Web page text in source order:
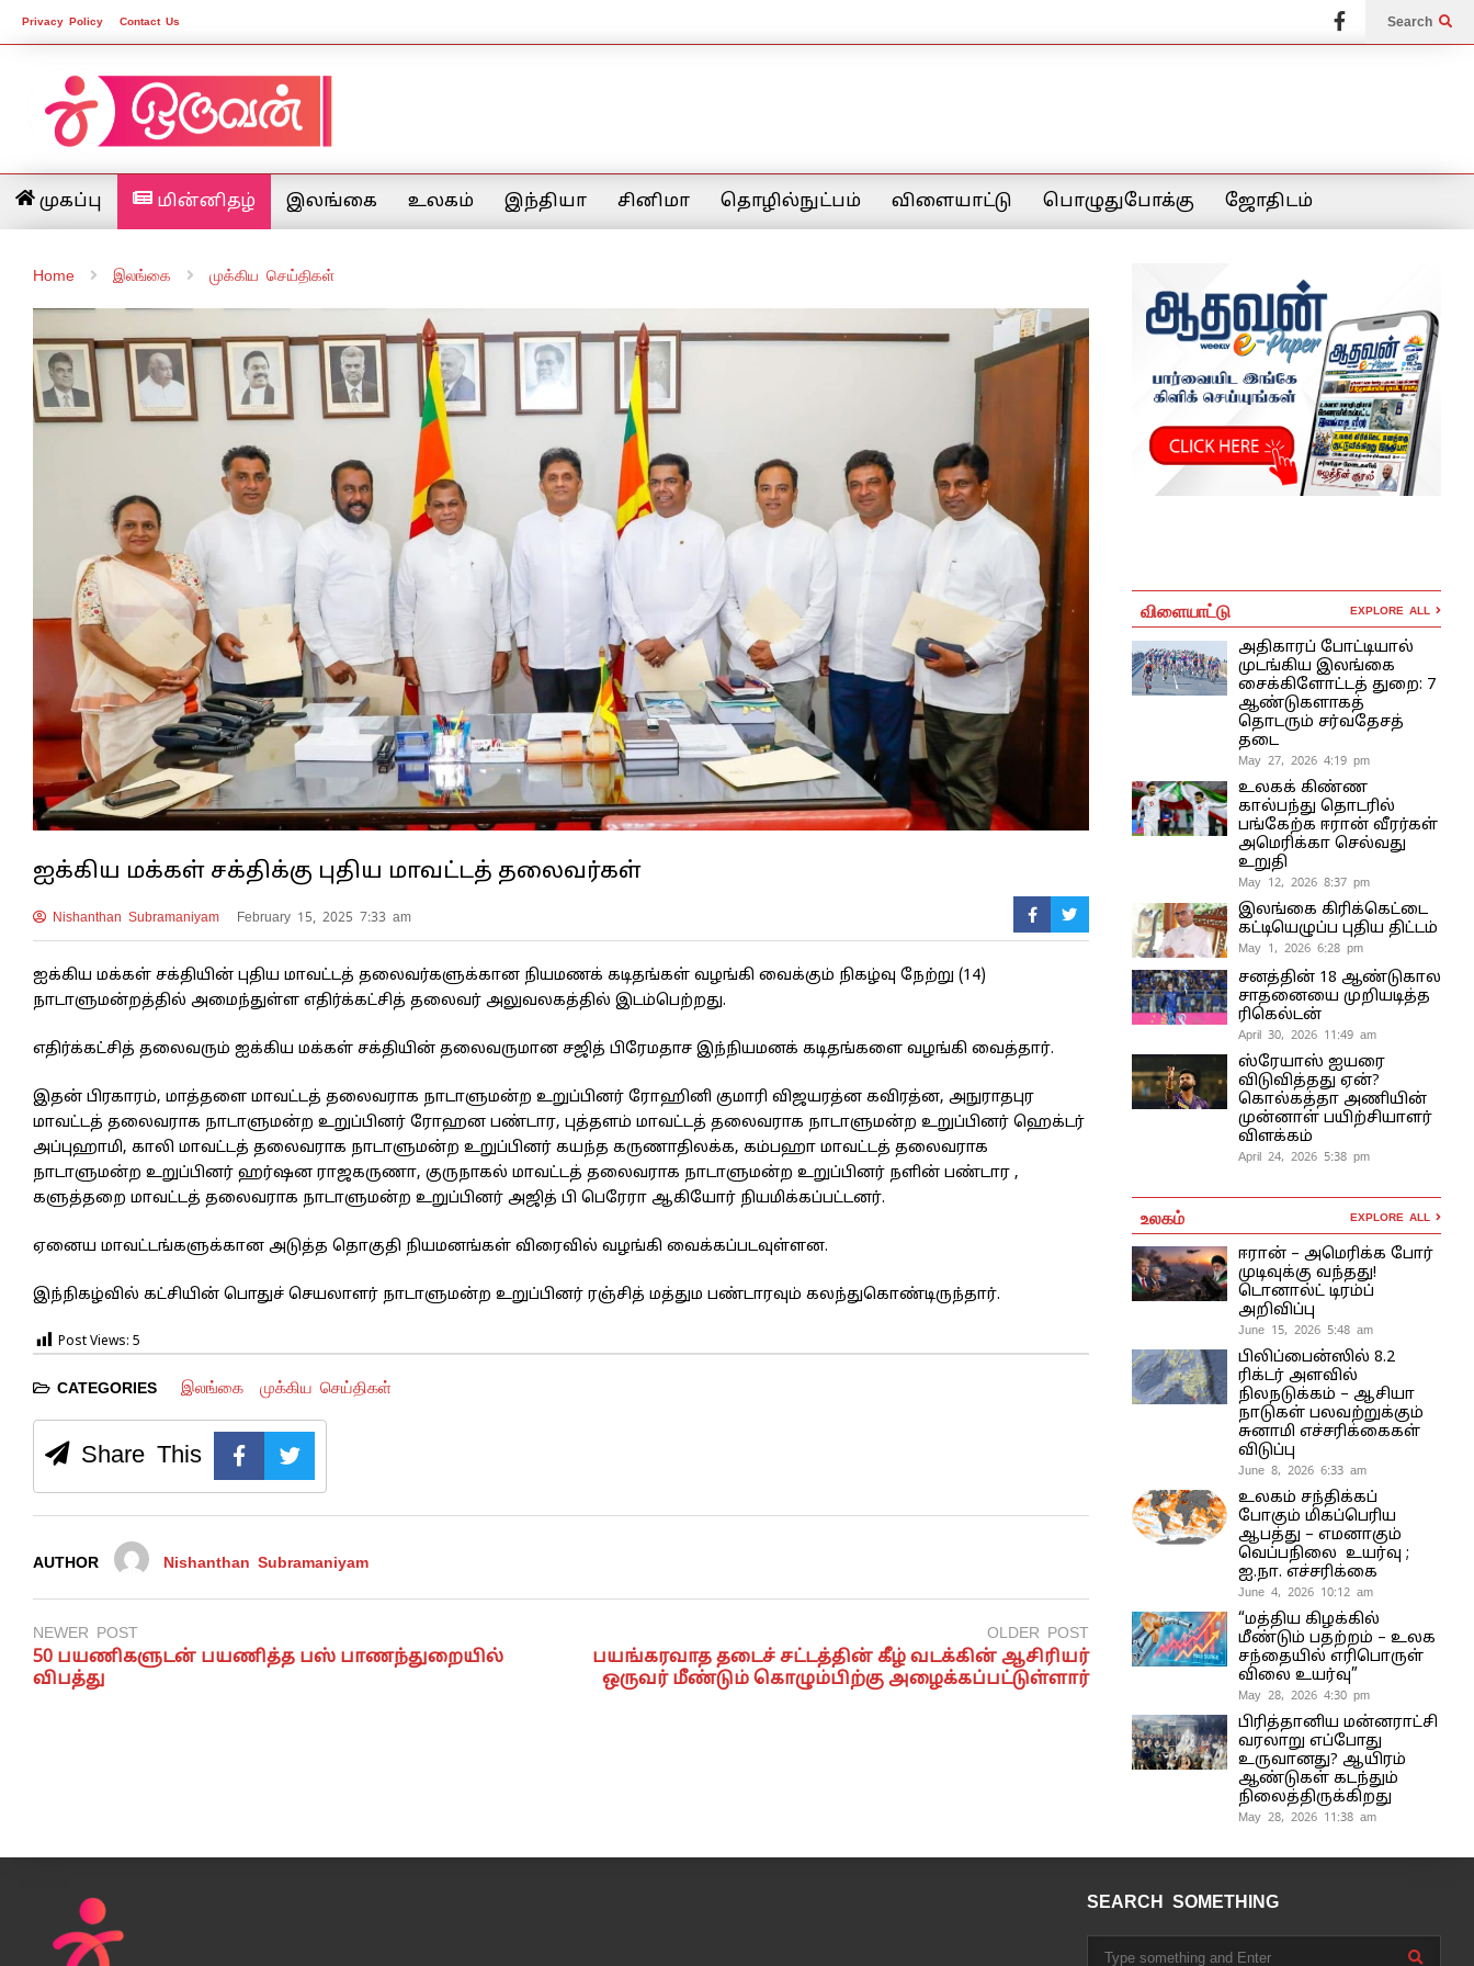
Privacy Policy Contact Us Search
முகப்பு மின்னிதழ் இலங்கை உலகம் இந்தியா சினிமா தொழில்நுட்பம் விளையாட்டு பொழுதுபோக்கு ஜோதிடம்
Home இலங்கை முக்கிய செய்திகள்
ஐக்கிய மக்கள் சக்திக்கு புதிய மாவட்டத் தலைவர்கள்
Nishanthan Subramaniyam February 15, 2025 7:33 am
ஐக்கிய மக்கள் சக்தியின் புதிய மாவட்டத் தலைவர்களுக்கான நியமணக் கடிதங்கள் வழங்கி வைக்கும் நிகழ்வு நேற்று (14)
நாடாளுமன்றத்தில் அமைந்துள்ள எதிர்க்கட்சித் தலைவர் அலுவலகத்தில் இடம்பெற்றது.
எதிர்க்கட்சித் தலைவரும் ஐக்கிய மக்கள் சக்தியின் தலைவருமான சஜித் பிரேமதாச இந்நியமனக் கடிதங்களை வழங்கி வைத்தார்.
இதன் பிரகாரம், மாத்தளை மாவட்டத் தலைவராக நாடாளுமன்ற உறுப்பினர் ரோஹினி குமாரி விஜயரத்ன கவிரத்ன, அநுராதபுர
மாவட்டத் தலைவராக நாடாளுமன்ற உறுப்பினர் ரோஹன பண்டார, புத்தளம் மாவட்டத் தலைவராக நாடாளுமன்ற உறுப்பினர் ஹெக்டர்
அப்புஹாமி, காலி மாவட்டத் தலைவராக நாடாளுமன்ற உறுப்பினர் கயந்த கருணாதிலக்க, கம்பஹா மாவட்டத் தலைவராக
நாடாளுமன்ற உறுப்பினர் ஹர்ஷன ராஜகருணா, குருநாகல் மாவட்டத் தலைவராக நாடாளுமன்ற உறுப்பினர் நளின் பண்டார ,
களுத்தறை மாவட்டத் தலைவராக நாடாளுமன்ற உறுப்பினர் அஜித் பி பெரேரா ஆகியோர் நியமிக்கப்பட்டனர்.
ஏனைய மாவட்டங்களுக்கான அடுத்த தொகுதி நியமனங்கள் விரைவில் வழங்கி வைக்கப்படவுள்ளன.
இந்நிகழ்வில் கட்சியின் பொதுச் செயலாளர் நாடாளுமன்ற உறுப்பினர் ரஞ்சித் மத்தும பண்டாரவும் கலந்துகொண்டிருந்தார்.
Post Views: 5
CATEGORIES இலங்கை முக்கிய செய்திகள்
Share This
AUTHOR Nishanthan Subramaniyam
NEWER POST
50 பயணிகளுடன் பயணித்த பஸ் பாணந்துறையில்
விபத்து
OLDER POST
பயங்கரவாத தடைச் சட்டத்தின் கீழ் வடக்கின் ஆசிரியர்
ஒருவர் மீண்டும் கொழும்பிற்கு அழைக்கப்பட்டுள்ளார்
விளையாட்டு EXPLORE ALL
அதிகாரப் போட்டியால்
முடங்கிய இலங்கை
சைக்கிளோட்டத் துறை: 7
ஆண்டுகளாகத்
தொடரும் சர்வதேசத்
தடை
May 27, 2026 4:19 pm
உலகக் கிண்ண
கால்பந்து தொடரில்
பங்கேற்க ஈரான் வீரர்கள்
அமெரிக்கா செல்வது
உறுதி
May 12, 2026 8:37 pm
இலங்கை கிரிக்கெட்டை
கட்டியெழுப்ப புதிய திட்டம்
May 1, 2026 6:28 pm
சனத்தின் 18 ஆண்டுகால
சாதனையை முறியடித்த
ரிகெல்டன்
April 30, 2026 11:49 am
ஸ்ரேயாஸ் ஐயரை
விடுவித்தது ஏன்?
கொல்கத்தா அணியின்
முன்னாள் பயிற்சியாளர்
விளக்கம்
April 24, 2026 5:38 pm
உலகம் EXPLORE ALL
ஈரான் – அமெரிக்க போர்
முடிவுக்கு வந்தது!
டொனால்ட் டிரம்ப்
அறிவிப்பு
June 15, 2026 5:48 am
பிலிப்பைன்ஸில் 8.2
ரிக்டர் அளவில்
நிலநடுக்கம் – ஆசியா
நாடுகள் பலவற்றுக்கும்
சுனாமி எச்சரிக்கைகள்
விடுப்பு
June 8, 2026 6:33 am
உலகம் சந்திக்கப்
போகும் மிகப்பெரிய
ஆபத்து – எமனாகும்
வெப்பநிலை உயர்வு ;
ஐ.நா. எச்சரிக்கை
June 4, 2026 10:12 am
“மத்திய கிழக்கில்
மீண்டும் பதற்றம் – உலக
சந்தையில் எரிபொருள்
விலை உயர்வு”
May 28, 2026 4:30 pm
பிரித்தானிய மன்னராட்சி
வரலாறு எப்போது
உருவானது? ஆயிரம்
ஆண்டுகள் கடந்தும்
நிலைத்திருக்கிறது
May 28, 2026 11:38 am
SEARCH SOMETHING